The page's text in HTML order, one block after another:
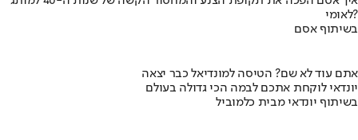
לאומי?
בשיתוף אסם
אתם עוד לא שם? הטיסה למונדיאל כבר יצאה
יונדאי לוקחת אתכם לבמה הכי גדולה בעולם
בשיתוף יונדאי מבית כלמוביל